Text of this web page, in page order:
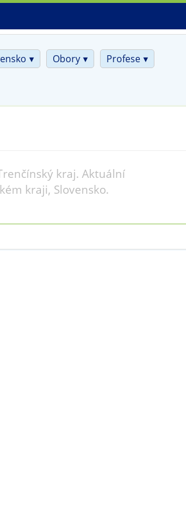
Obory
Profese
kraj. Aktuální
kraji, Slovensko.